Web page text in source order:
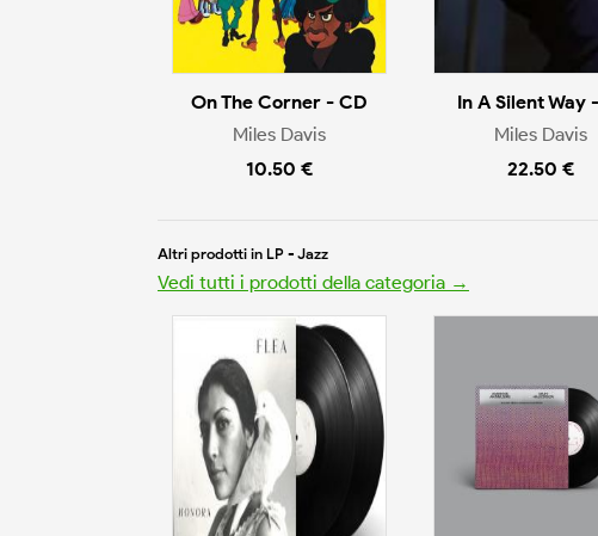
On The Corner - CD
Miles Davis
10.50 €
In A Silent Way
Miles Davis
22.50 €
Altri prodotti in LP - Jazz
Vedi tutti i prodotti della categoria →